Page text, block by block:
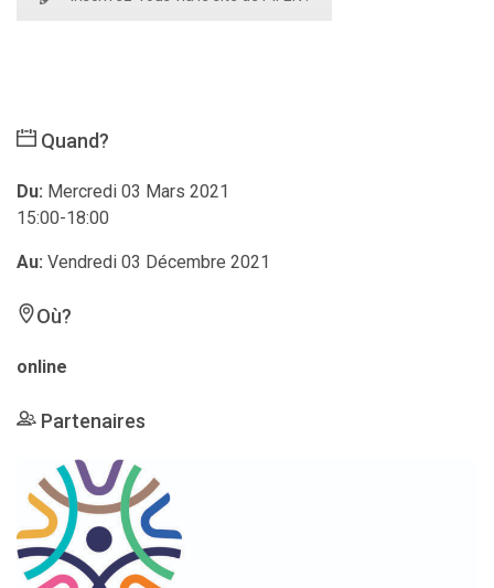
Quand?
Du: Mercredi 03 Mars 2021
15:00-18:00
Au: Vendredi 03 Décembre 2021
Où?
online
Partenaires